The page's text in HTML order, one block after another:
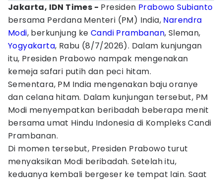
Jakarta, IDN Times - Presiden Prabowo Subianto
bersama Perdana Menteri (PM) India, Narendra
Modi, berkunjung keCandi Prambanan, Sleman,
Yogyakarta, Rabu (8/7/2026). Dalam kunjungan
itu, Presiden Prabowo nampak mengenakan
kemeja safari putih dan peci hitam.
Sementara, PM India mengenakan baju oranye
dan celana hitam. Dalam kunjungan tersebut, PM
Modi menyempatkan beribadah beberapa menit
bersama umat Hindu Indonesia di Kompleks Candi
Prambanan.
Di momen tersebut, Presiden Prabowo turut
menyaksikan Modi beribadah. Setelah itu,
keduanya kembali bergeser ke tempat lain. Saat